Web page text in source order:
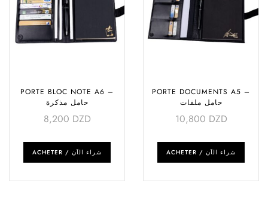
PORTE BLOC NOTE A6 –
حامل مذكرة
8,200 DZD
ACHETER / شراء الآن
PORTE DOCUMENTS A5 –
حامل ملفات
10,800 DZD
ACHETER / شراء الآن